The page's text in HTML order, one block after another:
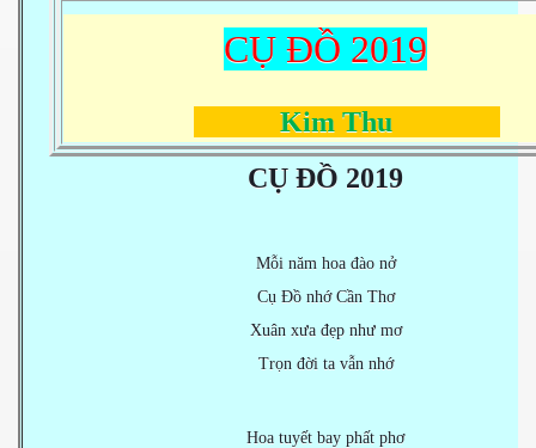
CỤ ĐỒ 2019
Kim Thu
CỤ ĐỒ 2019
Mỗi năm hoa đào nở
Cụ Đồ nhớ Cần Thơ
Xuân xưa đẹp như mơ
Trọn đời ta vẫn nhớ
Hoa tuyết bay phất phơ